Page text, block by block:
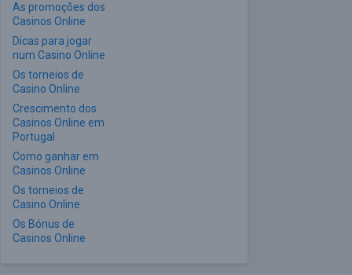
As promoções dos
Casinos Online
Dicas para jogar
num Casino Online
Os torneios de
Casino Online
Crescimento dos
Casinos Online em
Portugal
Como ganhar em
Casinos Online
Os torneios de
Casino Online
Os Bónus de
Casinos Online